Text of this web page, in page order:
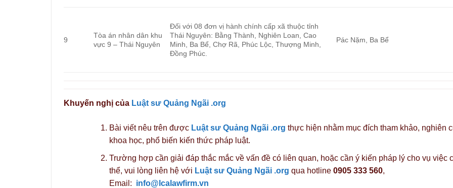
9
Tòa án nhân dân khu
vực 9 – Thái Nguyên
Đối với 08 đơn vị hành chính cấp xã thuộc tỉnh
Thái Nguyên: Bằng Thành, Nghiên Loan, Cao
Minh, Ba Bể, Chợ Rã, Phúc Lộc, Thượng Minh,
Đồng Phúc.
Pác Nặm, Ba Bể
Khuyến nghị của Luật sư Quảng Ngãi .org
Bài viết nêu trên được Luật sư Quảng Ngãi .org thực hiện nhằm mục đích tham khảo, nghiên
khoa học, phổ biến kiến thức pháp luật.
Trường hợp cần giải đáp thắc mắc về vấn đề có liên quan, hoặc cần ý kiến pháp lý cho vụ việc
thể, vui lòng liên hệ với Luật sư Quảng Ngãi .org qua hotline 0905 333 560,
Email: info@lcalawfirm.vn